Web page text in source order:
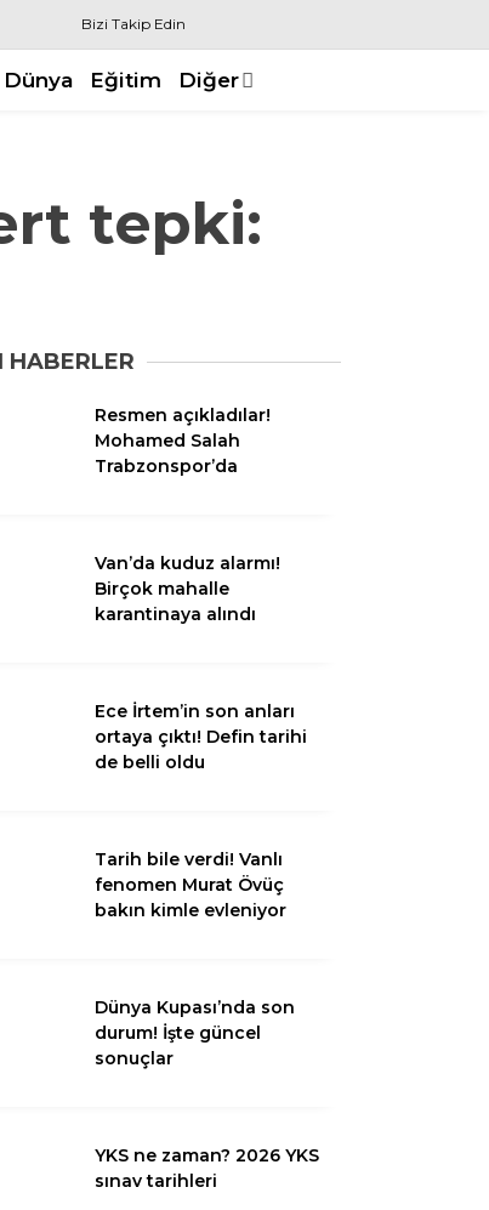
Van
3.Sayfa
Ekonomi
Magazin
Dünya
Eğitim
Bizi Takip Edin
Dünya Eğitim Diğer
tepki:
HABERLER
Resmen açıkladılar!
Mohamed Salah
Trabzonspor’da
Van’da kuduz alarmı!
Birçok mahalle
karantinaya alındı
Ece İrtem’in son anları
ortaya çıktı! Defin tarihi
de belli oldu
Tarih bile verdi! Vanlı
fenomen Murat Övüç
bakın kimle evleniyor
Dünya Kupası’nda son
durum! İşte güncel
sonuçlar
YKS ne zaman? 2026 YKS
sınav tarihleri